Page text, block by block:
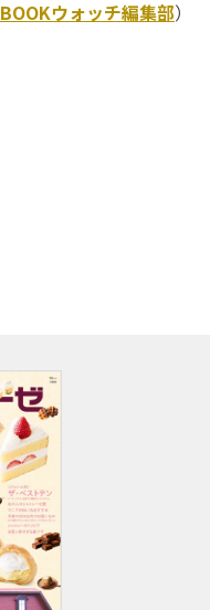
BOOKウォッチ編集部）